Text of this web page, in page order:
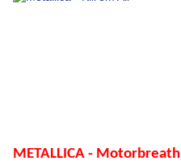
METALLICA - Motorbreath